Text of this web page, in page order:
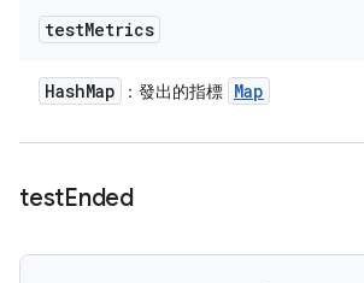
testMetrics
HashMap ：發出的指標 Map
testEnded